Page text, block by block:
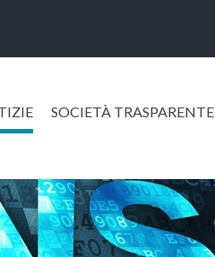
SOCIETÀ TRASPARENTE